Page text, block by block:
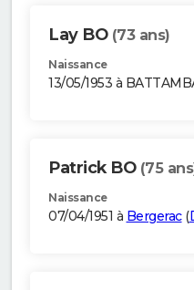
Lay BO (73 ans)
Naissance
13/05/1953 à
Patrick BO (75
Naissance
07/04/1951 à Bergerac(